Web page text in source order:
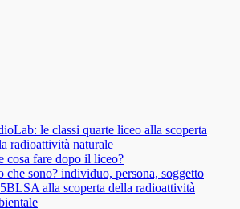
le classi quarte liceo alla scoperta
radioattività naturale
cosa fare dopo il liceo?
che sono? individuo, persona, soggetto
alla scoperta della radioattività